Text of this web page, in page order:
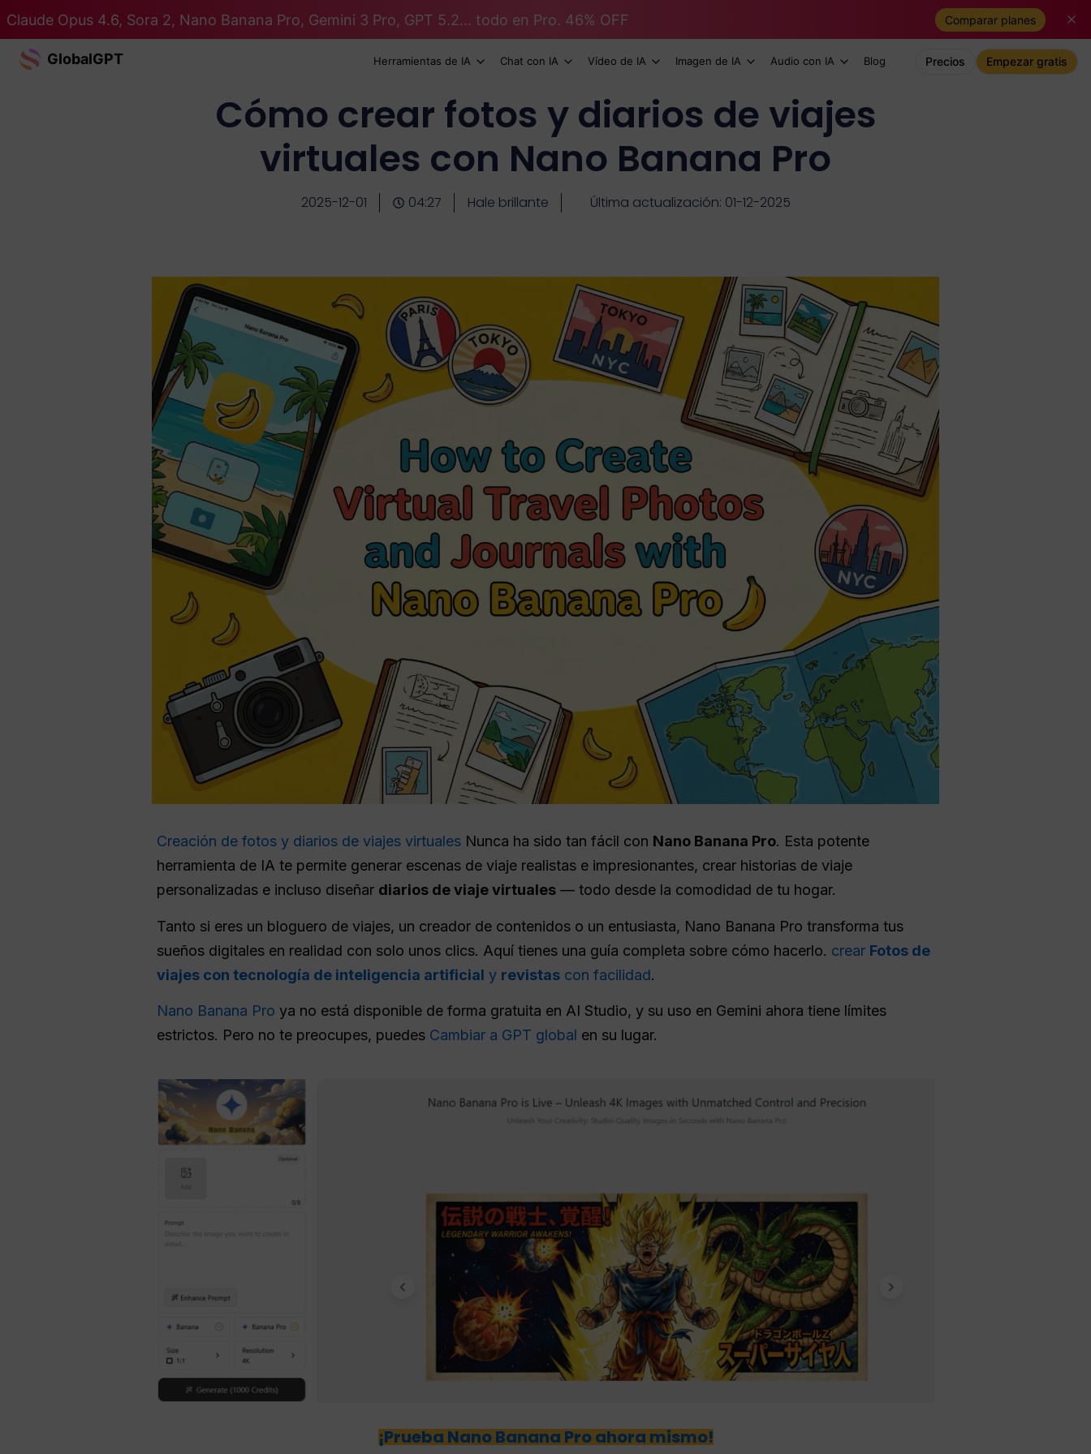
Claude Opus 4.6, Sora 2, Nano Banana Pro, Gemini 3 Pro, GPT 5.2... todo en Pro. 46% OFF Comparar planes
GlobalGPT Herramientas de IA Chat con IA Vídeo de IA Imagen de IA Audio con IA Blog Precios Empezar gratis
Cómo crear fotos y diarios de viajes
virtuales con Nano Banana Pro
2025-12-01 04:27 Hale brillante Última actualización: 01-12-2025
Creación de fotos y diarios de viajes virtuales Nunca ha sido tan fácil con Nano Banana Pro. Esta potente
herramienta de IA te permite generar escenas de viaje realistas e impresionantes, crear historias de viaje
personalizadas e incluso diseñar diarios de viaje virtuales — todo desde la comodidad de tu hogar.
Tanto si eres un bloguero de viajes, un creador de contenidos o un entusiasta, Nano Banana Pro transforma tus
sueños digitales en realidad con solo unos clics. Aquí tienes una guía completa sobre cómo hacerlo. crear Fotos de
viajes con tecnología de inteligencia artificial y revistas con facilidad.
Nano Banana Pro ya no está disponible de forma gratuita en AI Studio, y su uso en Gemini ahora tiene límites
estrictos. Pero no te preocupes, puedes Cambiar a GPT global en su lugar.
¡Prueba Nano Banana Pro ahora mismo!